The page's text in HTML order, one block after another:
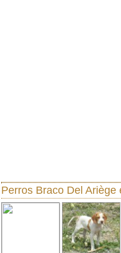
Perros Braco Del Ariège